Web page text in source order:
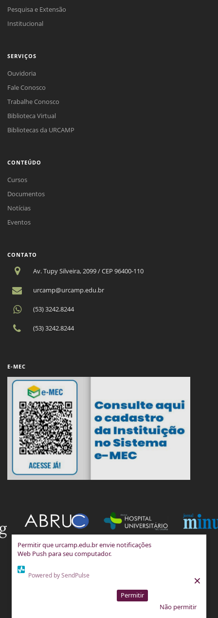
Permitir que urcamp.edu.br envie notificações
Web Push para seu computador.
Powered by SendPulse
Não permitir
Permitir
×
Pesquisa e Extensão
Institucional
SERVIÇOS
Ouvidoria
Fale Conosco
Trabalhe Conosco
Biblioteca Virtual
Bibliotecas da URCAMP
CONTEÚDO
Cursos
Documentos
Notícias
Eventos
CONTATO
Av. Tupy Silveira, 2099 / CEP 96400-110
urcamp@urcamp.edu.br
(53) 3242.8244
(53) 3242.8244
E-MEC